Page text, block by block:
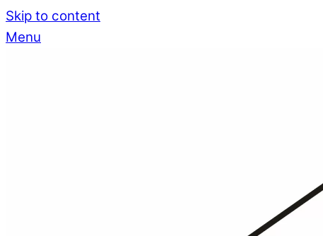
Skip to content
Menu